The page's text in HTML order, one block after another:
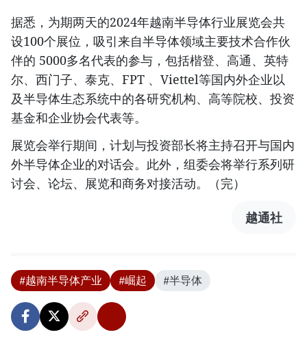
据悉，为期两天的2024年越南半导体行业展览会共
设100个展位，吸引来自半导体领域主要技术合作伙
伴的 5000多名代表的参与，包括楷登、高通、英特
尔、西门子、泰克、FPT 、Viettel等国内外企业以
及半导体生态系统中的各研究机构、高等院校、投资
基金和企业协会代表等。
展览会举行期间，计划与投资部长将主持召开与国内
外半导体企业的对话会。此外，组委会将举行系列研
讨会、论坛、展览和商务对接活动。（完）
越通社
#越南半导体产业 #崛起 #半导体